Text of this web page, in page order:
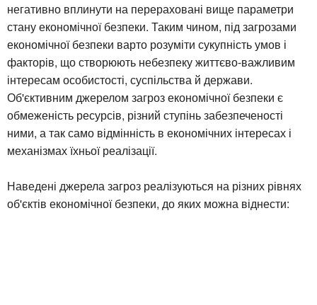
негативно вплинути на перераховані вище параметри
стану економічної безпеки. Таким чином, під загрозами
економічної безпеки варто розуміти сукупність умов і
факторів, що створюють небезпеку життєво-важливим
інтересам особистості, суспільства й держави.
Об'єктивним джерелом загроз економічної безпеки є
обмеженість ресурсів, різний ступінь забезпеченості
ними, а так само відмінність в економічних інтересах і
механізмах їхньої реалізації.
Наведені джерела загроз реалізуються на різних рівнях
об'єктів економічної безпеки, до яких можна віднести: